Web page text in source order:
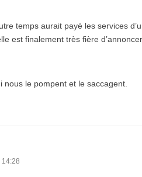
temps aurait payé les services
est finalement très fière
nous le pompent et le saccagent.
14:28